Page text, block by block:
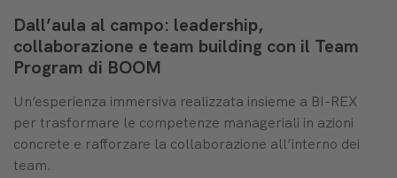
Dall’aula al campo: leadership,
collaborazione e team building con il Team
Program di BOOM
Un’esperienza immersiva realizzata insieme a BI-REX
per trasformare le competenze manageriali in azioni
concrete e rafforzare la collaborazione all’interno dei
team.